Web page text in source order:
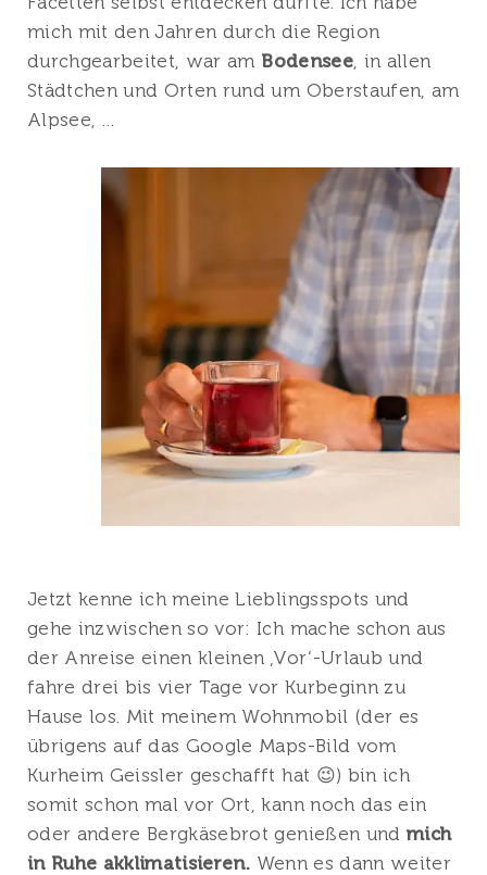
mich mit den Jahren durch die Region
durchgearbeitet, war am Bodensee, in allen
Städtchen und Orten rund um Oberstaufen, am
Alpsee, …
Jetzt kenne ich meine Lieblingsspots und
gehe inzwischen so vor: Ich mache schon aus
der Anreise einen kleinen ‚Vor‘-Urlaub und
fahre drei bis vier Tage vor Kurbeginn zu
Hause los. Mit meinem Wohnmobil (der es
übrigens auf das Google Maps-Bild vom
Kurheim Geissler geschafft hat 😉) bin ich
somit schon mal vor Ort, kann noch das ein
oder andere Bergkäsebrot genießen und mich
in Ruhe akklimatisieren. Wenn es dann weiter